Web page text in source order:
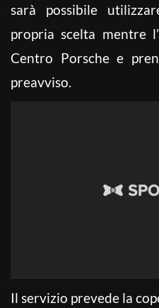
sarà possibile
propria scelta mentre
Centro Porsche e
preavviso.
Il servizio prevede la